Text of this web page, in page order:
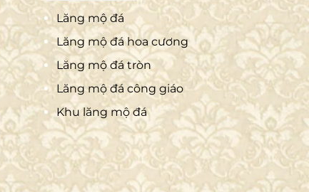
Lăng mộ đá
Lăng mộ đá hoa cương
Lăng mộ đá tròn
Lăng mộ đá công giáo
Khu lăng mộ đá